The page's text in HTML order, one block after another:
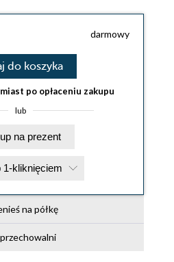
darmowy
do koszyka
po opłaceniu zakupu
lub
Kup na prezent
1-kliknięciem
na półkę